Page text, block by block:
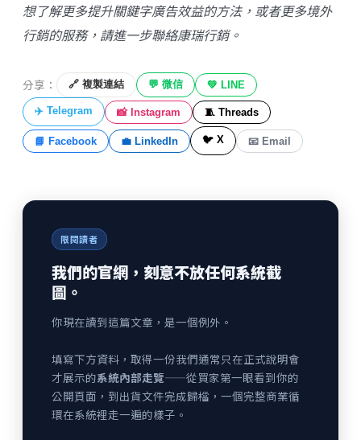
想了解更多提升關鍵字廣告效益的方法，或者更多境外
行銷的服務，請進一步聯絡康瑞行銷。
分享： 🔗 複製連結 💬 微信 💚 LINE
✈️ Telegram 📸 Instagram 🧵 Threads
📘 Facebook 💼 LinkedIn 🐦 X 📧 Email
限閱讀者
我們的官網，刻意不放任何系統截
圖。
你現在讀到這篇文章，是一個例外。
填寫下方資料，取得一份我們通常只在正式說明會
才展示的系統內部走覽——從買家第一眼看到你的
公開頁面，到出貨文件完成歸檔，一個完整商業循
環在系統裡走一遍的樣子。